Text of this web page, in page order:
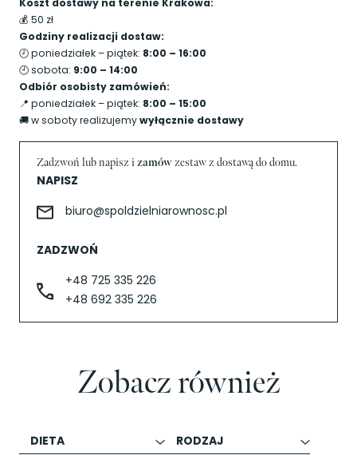
Koszt dostawy na terenie Krakowa:
💰 50 zł
Godziny realizacji dostaw:
🕗 poniedziałek – piątek: 8:00 – 16:00
🕘 sobota: 9:00 – 14:00
Odbiór osobisty zamówień:
📍 poniedziałek – piątek: 8:00 – 15:00
🚚 w soboty realizujemy wyłącznie dostawy
Zadzwoń lub napisz i zamówzestaw z dostawą do domu.
NAPISZ
biuro@spoldzielniarownosc.pl
ZADZWOŃ
+48 725 335 226
+48 692 335 226
Zobacz również
DIETA RODZAJ